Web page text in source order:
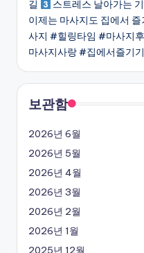
길
스트레스 날아가는
이제는 마사지도 집에서 즐
사지 #힐링타임 #마사지
마사지사랑 #집에서즐기기
보관함
2026년 6월
2026년 5월
2026년 4월
2026년 3월
2026년 2월
2026년 1월
2025년 12월